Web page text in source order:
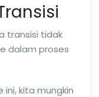
transisi tidak
dalam proses
ini, kita mungkin